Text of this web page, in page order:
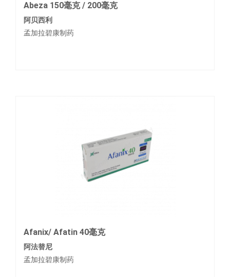
Abeza 150毫克 / 200毫克
阿贝西利
孟加拉碧康制药
Afanix/ Afatin 40毫克
阿法替尼
孟加拉碧康制药